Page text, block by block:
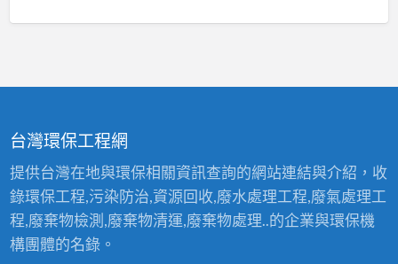
台灣環保工程網
提供台灣在地與環保相關資訊查詢的網站連結與介紹，收
錄環保工程,污染防治,資源回收,廢水處理工程,廢氣處理工
程,廢棄物檢測,廢棄物清運,廢棄物處理..的企業與環保機
構團體的名錄。